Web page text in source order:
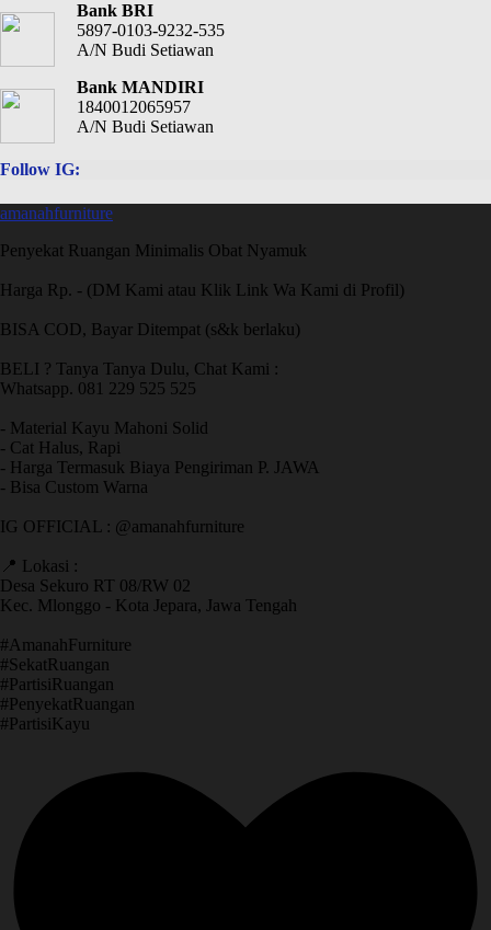
Bank BRI
5897-0103-9232-535
A/N Budi Setiawan
Bank MANDIRI
1840012065957
A/N Budi Setiawan
Follow IG:
amanahfurniture
Penyekat Ruangan Minimalis Obat Nyamuk
Harga Rp. - (DM Kami atau Klik Link Wa Kami di Profil)
BISA COD, Bayar Ditempat (s&k berlaku)
BELI ? Tanya Tanya Dulu, Chat Kami :
Whatsapp. 081 229 525 525
- Material Kayu Mahoni Solid
- Cat Halus, Rapi
- Harga Termasuk Biaya Pengiriman P. JAWA
- Bisa Custom Warna
IG OFFICIAL : @amanahfurniture
📍 Lokasi :
Desa Sekuro RT 08/RW 02
Kec. Mlonggo - Kota Jepara, Jawa Tengah
​#AmanahFurniture
​#SekatRuangan
​#PartisiRuangan
​#PenyekatRuangan
​#PartisiKayu